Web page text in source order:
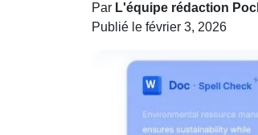
Par L'équipe rédaction
Publié le février 3, 2026